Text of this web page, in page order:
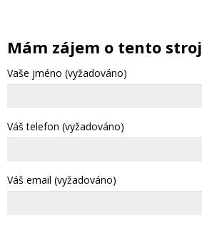
Mám zájem o tento stroj
Vaše jméno (vyžadováno)
Váš telefon (vyžadováno)
Váš email (vyžadováno)